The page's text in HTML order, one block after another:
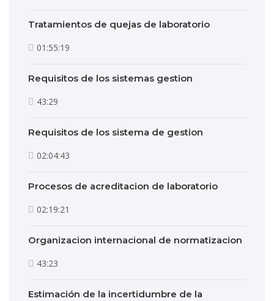
Tratamientos de quejas de laboratorio
01:55:19
Requisitos de los sistemas gestion
43:29
Requisitos de los sistema de gestion
02:04:43
Procesos de acreditacion de laboratorio
02:19:21
Organizacion internacional de normatizacion
43:23
Estimación de la incertidumbre de la